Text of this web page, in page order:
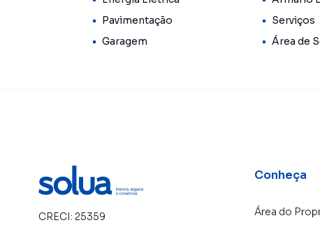
Pavimentação
Serviços
Garagem
Área de
CRECI: 25359
Conheça
Área do